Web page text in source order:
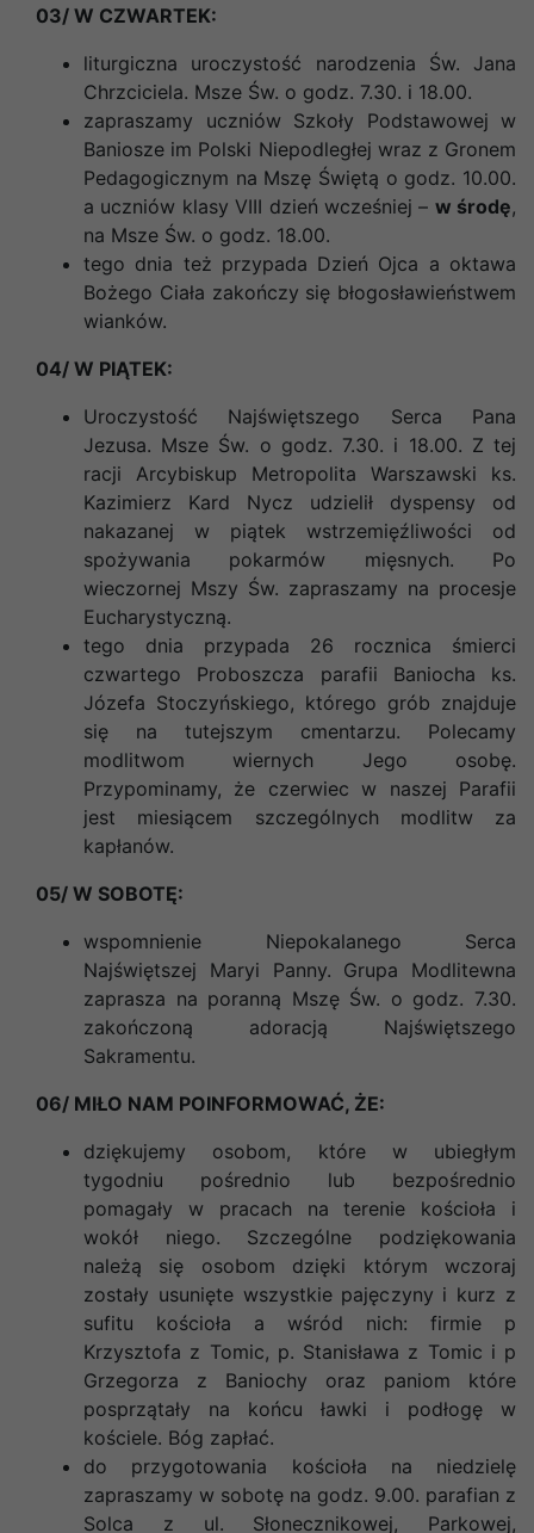
03/ W CZWARTEK:
liturgiczna uroczystość narodzenia Św. Jana
Chrzciciela. Msze Św. o godz. 7.30. i 18.00.
zapraszamy uczniów Szkoły Podstawowej w
Baniosze im Polski Niepodległej wraz z Gronem
Pedagogicznym na Mszę Świętą o godz. 10.00.
a uczniów klasy VIII dzień wcześniej – w środę,
na Msze Św. o godz. 18.00.
tego dnia też przypada Dzień Ojca a oktawa
Bożego Ciała zakończy się błogosławieństwem
wianków.
04/ W PIĄTEK:
Uroczystość Najświętszego Serca Pana
Jezusa. Msze Św. o godz. 7.30. i 18.00. Z tej
racji Arcybiskup Metropolita Warszawski ks.
Kazimierz Kard Nycz udzielił dyspensy od
nakazanej w piątek wstrzemięźliwości od
spożywania pokarmów mięsnych. Po
wieczornej Mszy Św. zapraszamy na procesje
Eucharystyczną.
tego dnia przypada 26 rocznica śmierci
czwartego Proboszcza parafii Baniocha ks.
Józefa Stoczyńskiego, którego grób znajduje
się na tutejszym cmentarzu. Polecamy
modlitwom wiernych Jego osobę.
Przypominamy, że czerwiec w naszej Parafii
jest miesiącem szczególnych modlitw za
kapłanów.
05/ W SOBOTĘ:
wspomnienie Niepokalanego Serca
Najświętszej Maryi Panny. Grupa Modlitewna
zaprasza na poranną Mszę Św. o godz. 7.30.
zakończoną adoracją Najświętszego
Sakramentu.
06/ MIŁO NAM POINFORMOWAĆ, ŻE:
dziękujemy osobom, które w ubiegłym
tygodniu pośrednio lub bezpośrednio
pomagały w pracach na terenie kościoła i
wokół niego. Szczególne podziękowania
należą się osobom dzięki którym wczoraj
zostały usunięte wszystkie pajęczyny i kurz z
sufitu kościoła a wśród nich: firmie p
Krzysztofa z Tomic, p. Stanisława z Tomic i p
Grzegorza z Baniochy oraz paniom które
posprzątały na końcu ławki i podłogę w
kościele. Bóg zapłać.
do przygotowania kościoła na niedzielę
zapraszamy w sobotę na godz. 9.00. parafian z
Solca z ul. Słonecznikowej, Parkowej,